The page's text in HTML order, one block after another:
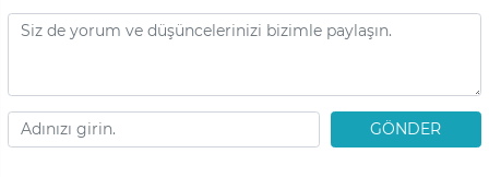
GÖNDER